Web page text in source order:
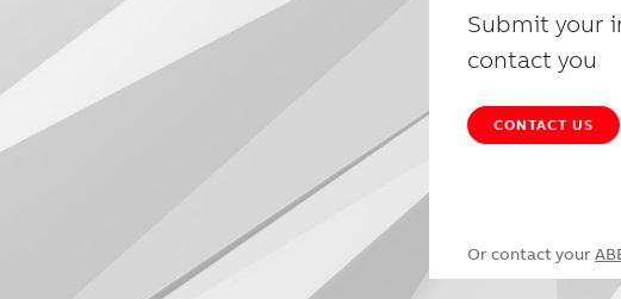
Submit your
contact you
CONTACT US
Or contact your